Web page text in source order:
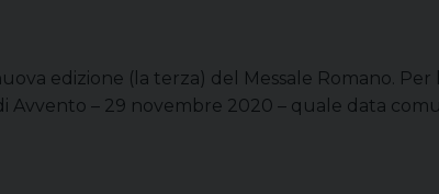
edizione (la terza) del Messale Romano.
– 29 novembre 2020 – quale data